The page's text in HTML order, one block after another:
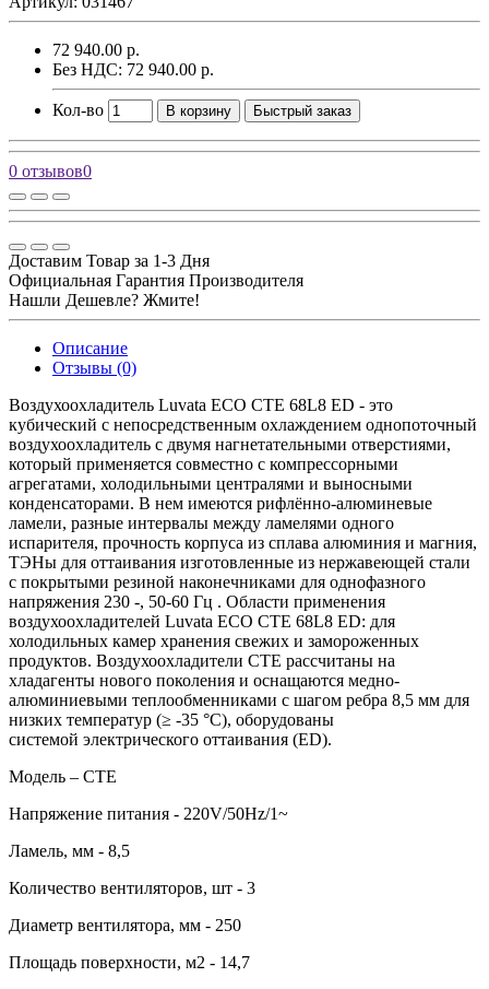
72 940.00 р.
Без НДС: 72 940.00 р.
Кол-во В корзину Быстрый заказ
0 отзывов0
Доставим Товар за 1-3 Дня
Официальная Гарантия Производителя
Нашли Дешевле? Жмите!
Описание
Отзывы (0)
Воздухоохладитель Luvata ECO CTE 68L8 ED - это
кубический с непосредственным охлаждением однопоточный
воздухоохладитель с двумя нагнетательными отверстиями,
который применяется совместно с компрессорными
агрегатами, холодильными централями и выносными
конденсаторами. В нем имеются рифлённо-алюминевые
ламели, разные интервалы между ламелями одного
испарителя, прочность корпуса из сплава алюминия и магния,
ТЭНы для оттаивания изготовленные из нержавеющей стали
c покрытыми резиной наконечниками для однофазного
напряжения 230 ‑, 50-60 Гц . Области применения
воздухоохладителей Luvata ECO CTE 68L8 ED: для
холодильных камер хранения свежих и замороженных
продуктов. Воздухоохладители CTE рассчитаны на
хладагенты нового поколения и оснащаются медно-
алюминиевыми теплообменниками с шагом ребра 8,5 мм для
низких температур (≥ -35 °C), оборудованы
системой электрического оттаивания (ED).
Модель – CTE
Напряжение питания - 220V/50Hz/1~
Ламель, мм - 8,5
Количество вентиляторов, шт - 3
Диаметр вентилятора, мм - 250
Площадь поверхности, м2 - 14,7